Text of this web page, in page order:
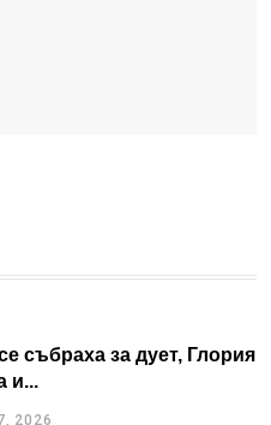
събраха за дует, Глория
и...
2026